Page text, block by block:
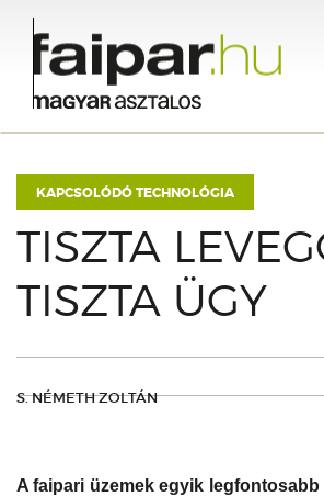
KAPCSOLÓDÓ TECHNOLÓGIA
TISZTA
TISZTA ÜGY
S. NÉMETH ZOLTÁN
A faipari üzemek egyik